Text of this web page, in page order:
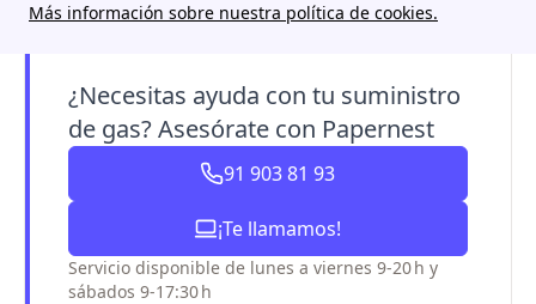
Más información sobre nuestra política de cookies.
leer tu factura y entender tu consumo.
¿Necesitas ayuda con tu suministro
de gas? Asesórate con Papernest
91 903 81 93
¡Te llamamos!
Servicio disponible de lunes a viernes 9-20 h y
sábados 9-17:30 h